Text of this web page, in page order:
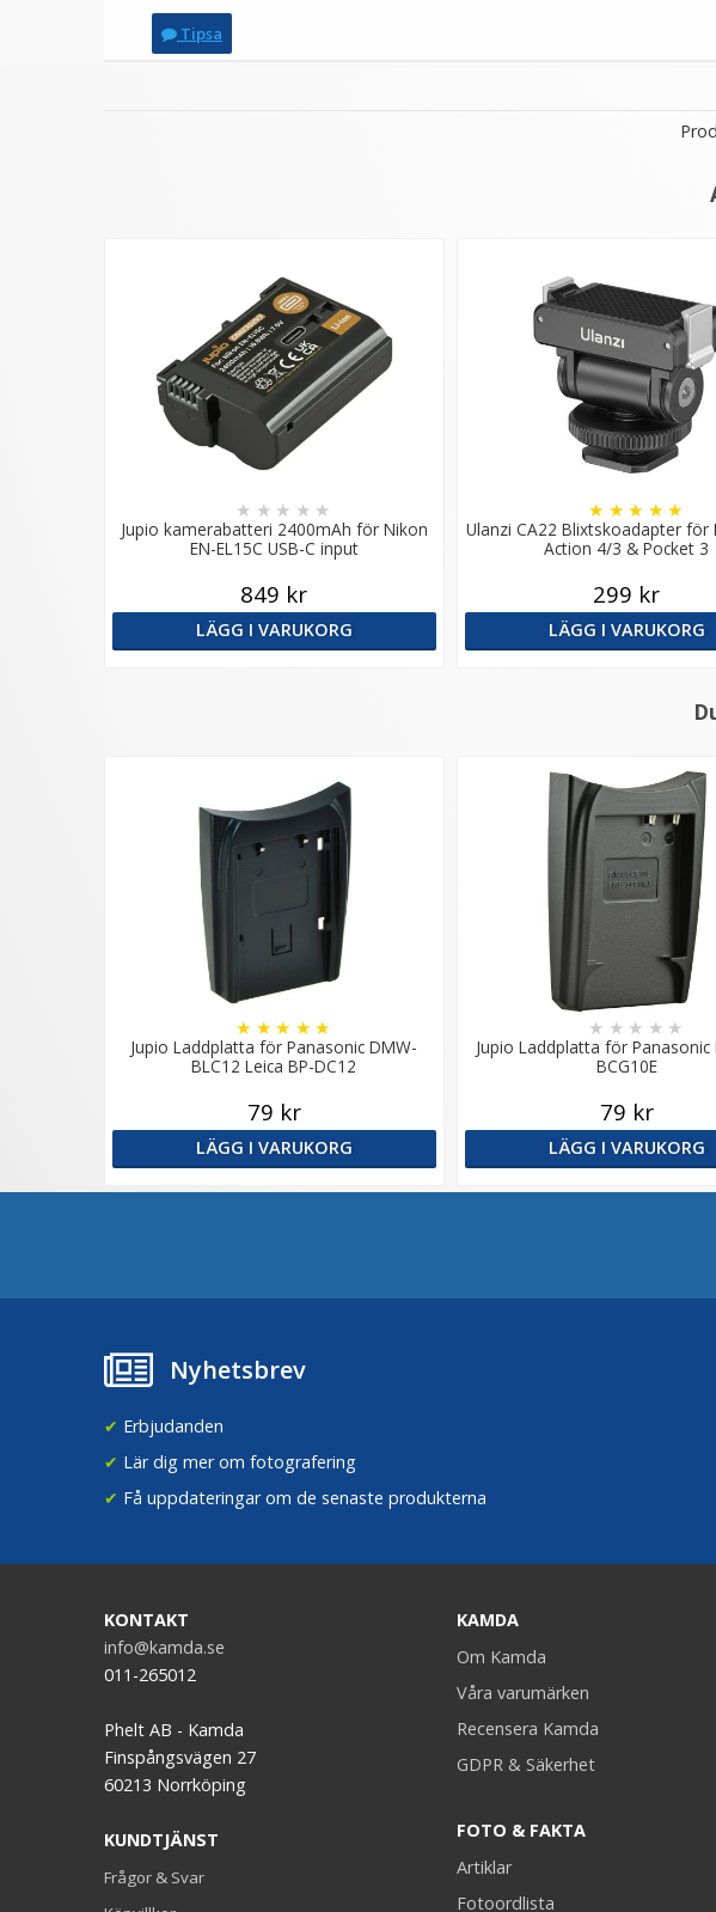
Tipsa
Jupio kamerabatteri 2400mAh för Nikon
EN-EL15C USB-C input
★ ★ ★ ★ ★
849 kr
LÄGG I VARUKORG
Ulanzi CA22 Blixtskoadapter för
Action 4/3 & Pocket 3
★ ★ ★ ★ ★
299 kr
LÄGG I VARUKORG
Jupio Laddplatta för Panasonic DMW-
BLC12 Leica BP-DC12
★ ★ ★ ★ ★
79 kr
LÄGG I VARUKORG
Jupio Laddplatta för Panasonic
BCG10E
★ ★ ★ ★ ★
79 kr
LÄGG I VARUKORG
Nyhetsbrev
✔ Erbjudanden
✔ Lär dig mer om fotografering
✔ Få uppdateringar om de senaste produkterna
KONTAKT
info@kamda.se
011-265012
Phelt AB - Kamda
Finspångsvägen 27
60213 Norrköping
KUNDTJÄNST
Frågor & Svar
KAMDA
Om Kamda
Våra varumärken
Recensera Kamda
GDPR & Säkerhet
FOTO & FAKTA
Artiklar
Fotoordlista